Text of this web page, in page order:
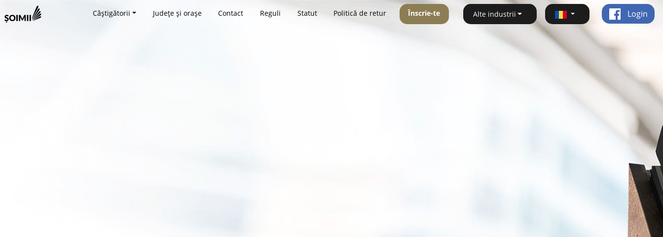
Câștigătorii Județe și orașe Contact Reguli Statut Politică de retur Înscrie-te Alte industrii Login